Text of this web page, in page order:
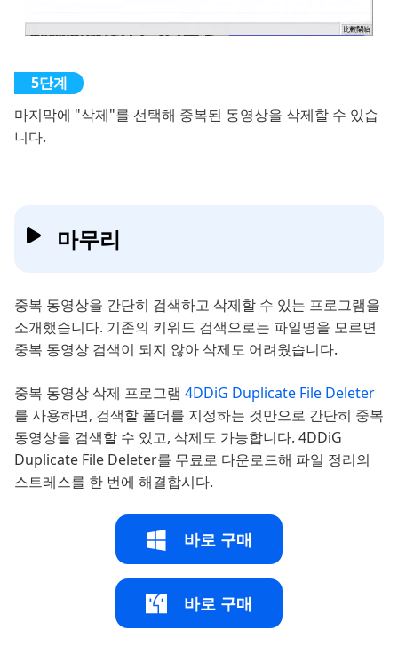
마지막에 "삭제"를 선택해 중복된 동영상을 삭제할 수 있습
니다.
마무리
중복 동영상을 간단히 검색하고 삭제할 수 있는 프로그램을
소개했습니다. 기존의 키워드 검색으로는 파일명을 모르면
중복 동영상 검색이 되지 않아 삭제도 어려웠습니다.
중복 동영상 삭제 프로그램 4DDiG Duplicate File Deleter
를 사용하면, 검색할 폴더를 지정하는 것만으로 간단히 중복
동영상을 검색할 수 있고, 삭제도 가능합니다. 4DDiG
Duplicate File Deleter를 무료로 다운로드해 파일 정리의
스트레스를 한 번에 해결합시다.
바로 구매
바로 구매